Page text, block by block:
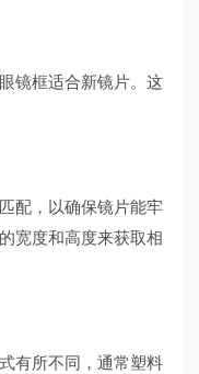
镜框适合新镜片。这
配，以确保镜片能牢
宽度和高度来获取相
有所不同，通常塑料